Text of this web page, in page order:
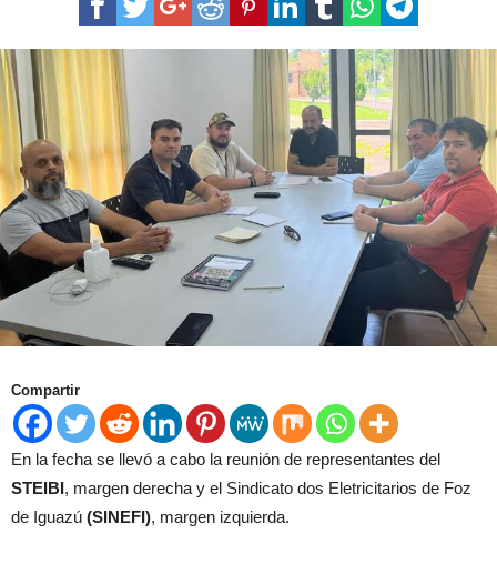
Compartir
En la fecha se llevó a cabo la reunión de representantes del
STEIBI, margen derecha y el Sindicato dos Eletricitarios de Foz
de Iguazú (SINEFI), margen izquierda.